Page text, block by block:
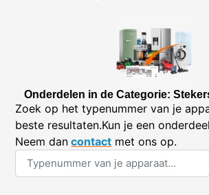
Onderdelen in de Categorie:
Zoek op het typenummer van je
beste resultaten.Kun je een
Neem dan contact met ons op.